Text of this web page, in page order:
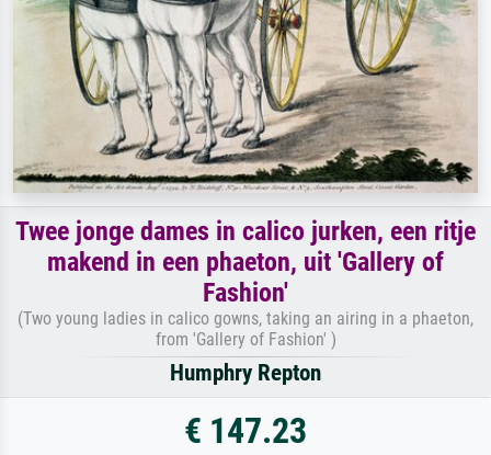
Twee jonge dames in calico jurken, een ritje
makend in een phaeton, uit 'Gallery of
Fashion'
(Two young ladies in calico gowns, taking an airing in a phaeton,
from 'Gallery of Fashion' )
Humphry Repton
€ 147.23